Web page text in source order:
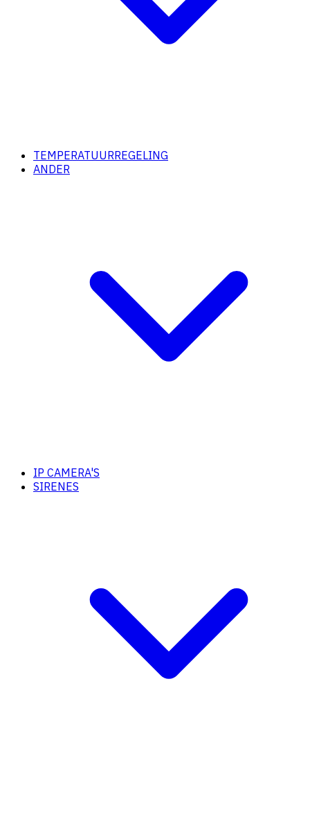
TEMPERATUURREGELING
ANDER
IP CAMERA'S
SIRENES